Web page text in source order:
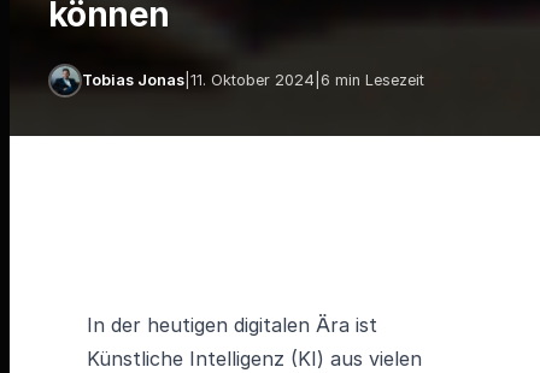
können
Tobias Jonas 11. Oktober 2024 6 min Lesezeit
In der heutigen digitalen Ära ist
Künstliche Intelligenz (KI) aus vielen